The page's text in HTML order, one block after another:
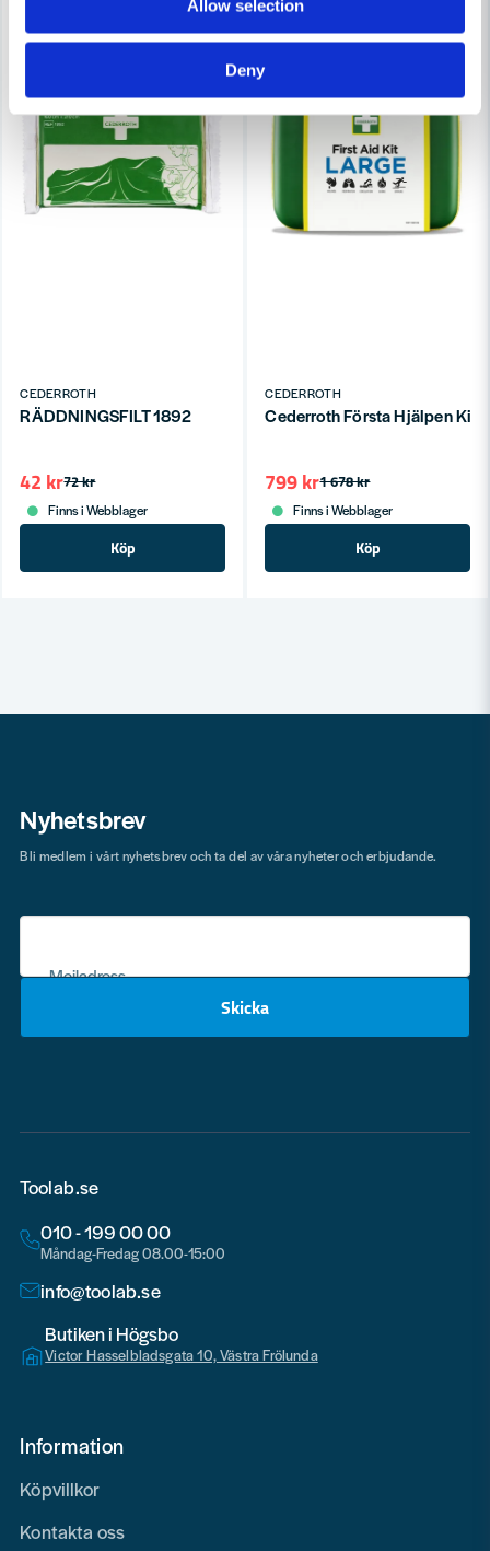
Allow selection
Deny
CEDERROTH
RÄDDNINGSFILT 1892
72 kr
42 kr
Finns i Webblager
Köp
CEDERROTH
Cederroth Första Hjälpen Kit
1 678 kr
799 kr
Finns i Webblager
Köp
Nyhetsbrev
Mejladress
Skicka
Bli medlem i vårt nyhetsbrev och ta del av våra nyheter och erbjudande.
Toolab.se
010 - 199 00 00
Måndag-Fredag 08.00-15:00
info@toolab.se
Butiken i Högsbo
Victor Hasselbladsgata 10, Västra Frölunda
Information
Köpvillkor
Kontakta oss